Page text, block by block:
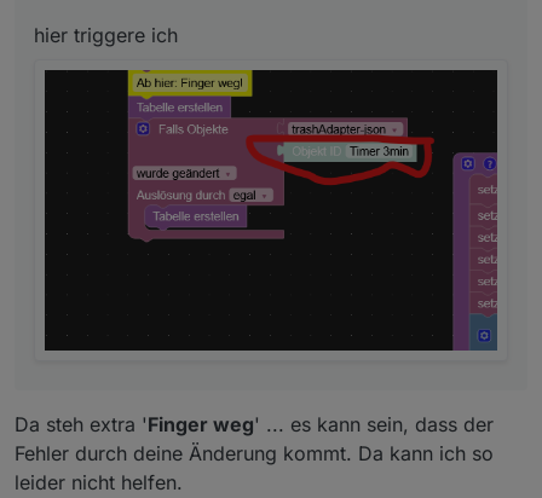
hier triggere ich
Da steh extra 'Finger weg' ... es kann sein, dass der
Fehler durch deine Änderung kommt. Da kann ich so
leider nicht helfen.